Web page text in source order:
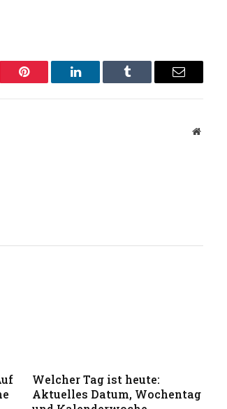
Pinterest LinkedIn Tumblr Email
Website
Welcher Tag ist heute:
Aktuelles Datum, Wochentag